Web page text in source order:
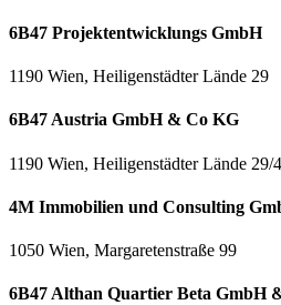
6B47 Projektentwicklungs GmbH
1190 Wien, Heiligenstädter Lände 29
6B47 Austria GmbH & Co KG
1190 Wien, Heiligenstädter Lände 29/4
4M Immobilien und Consulting
1050 Wien, Margaretenstraße 99
6B47 Althan Quartier Beta GmbH